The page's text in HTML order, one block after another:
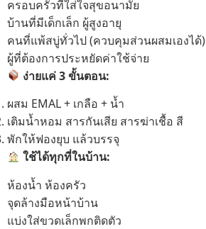
ครอบครัวที่ใส่ใจสุขอนามัย
บ้านที่มีเด็กเล็ก ผู้สูงอายุ
คนที่แพ้สบู่ทั่วไป (ควบคุมส่วนผสมเองได้)
ผู้ที่ต้องการประหยัดค่าใช้จ่าย
ง่ายแค่ 3ขั้นตอน:
ผสม EMAL + เกลือ + น้ำ
เติมน้ำหอม สารกันเสีย สารฆ่าเชื้อ สี
พักให้ฟองยุบ แล้วบรรจุ
ใช้ได้ทุกที่ในบ้าน:
ห้องน้ำ ห้องครัว
จุดล้างมือหน้าบ้าน
แบ่งใส่ขวดเล็กพกติดตัว